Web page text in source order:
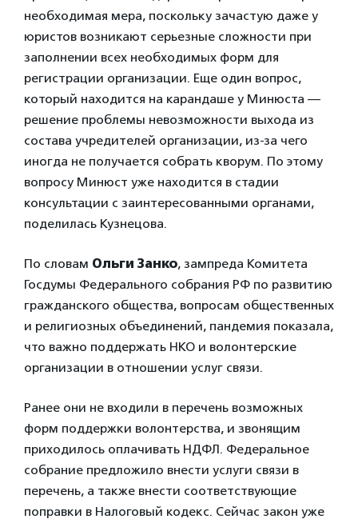
необходимая мера, поскольку зачастую даже у
юристов возникают серьезные сложности при
заполнении всех необходимых форм для
регистрации организации. Еще один вопрос,
который находится на карандаше у Минюста —
решение проблемы невозможности выхода из
состава учредителей организации, из-за чего
иногда не получается собрать кворум. По этому
вопросу Минюст уже находится в стадии
консультации с заинтересованными органами,
поделилась Кузнецова.
По словам Ольги Занко, зампреда Комитета
Госдумы Федерального собрания РФ по развитию
гражданского общества, вопросам общественных
и религиозных объединений, пандемия показала,
что важно поддержать НКО и волонтерские
организации в отношении услуг связи.
Ранее они не входили в перечень возможных
форм поддержки волонтерства, и звонящим
приходилось оплачивать НДФЛ. Федеральное
собрание предложило внести услуги связи в
перечень, а также внести соответствующие
поправки в Налоговый кодекс. Сейчас закон уже